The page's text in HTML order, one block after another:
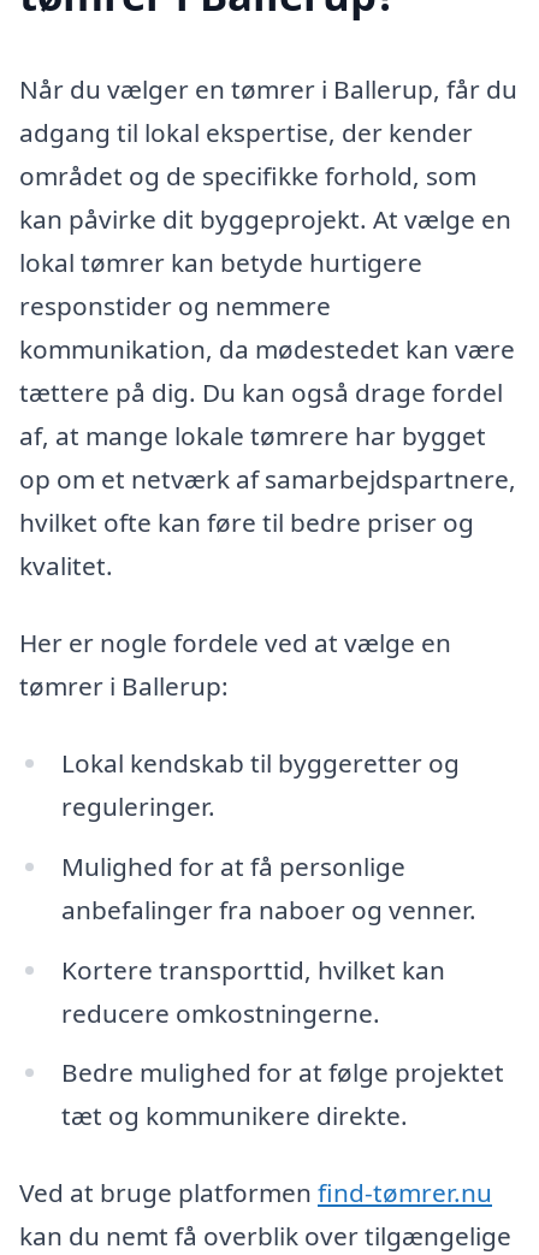
Når du vælger en tømrer i Ballerup, får du
adgang til lokal ekspertise, der kender
området og de specifikke forhold, som
kan påvirke dit byggeprojekt. At vælge en
lokal tømrer kan betyde hurtigere
responstider og nemmere
kommunikation, da mødestedet kan være
tættere på dig. Du kan også drage fordel
af, at mange lokale tømrere har bygget
op om et netværk af samarbejdspartnere,
hvilket ofte kan føre til bedre priser og
kvalitet.
Her er nogle fordele ved at vælge en
tømrer i Ballerup:
Lokal kendskab til byggeretter og
reguleringer.
Mulighed for at få personlige
anbefalinger fra naboer og venner.
Kortere transporttid, hvilket kan
reducere omkostningerne.
Bedre mulighed for at følge projektet
tæt og kommunikere direkte.
Ved at bruge platformen find-tømrer.nu
kan du nemt få overblik over tilgængelige